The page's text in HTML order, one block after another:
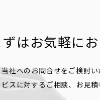
はお気軽に
当社へのお問合せをご検討い
スに対するご相談、お見